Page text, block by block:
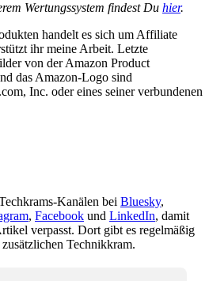
Wertungssystem findest Du hier.
handelt es sich um Affiliate
ihr meine Arbeit. Letzte
von der Amazon Product
das Amazon-Logo sind
Inc. oder eines seiner verbundenen
Kanälen bei Bluesky,
, Facebook und LinkedIn, damit
verpasst. Dort gibt es regelmäßig
Technikkram.